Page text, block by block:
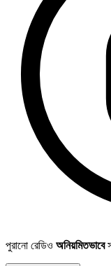
পুরানো রেডিও অনিয়মিতভাবে